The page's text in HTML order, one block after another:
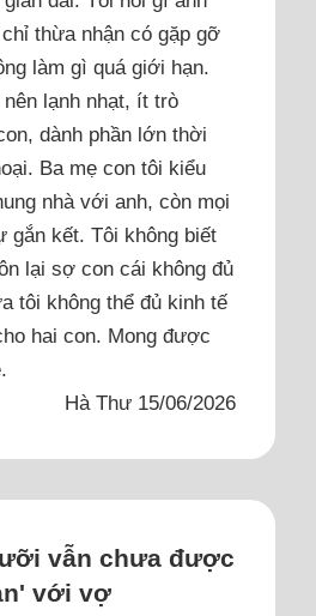
thừa nhận có gặp gỡ
làm gì quá giới hạn.
lạnh nhạt, ít trò
dành phần lớn thời
Ba mẹ con tôi kiểu
nhà với anh, còn mọi
gắn kết. Tôi không biết
lại sợ con cái không đủ
tôi không thể đủ kinh tế
hai con. Mong được
Hà Thư 15/06/2026
vẫn chưa được
với vợ